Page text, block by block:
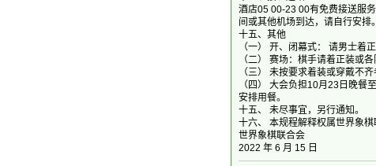
酒店05 00-23 00有免费接送服
间或其他机场到达，请自行安排
十五、其他
（一） 开、闭幕式： 请男士着
（二） 赛场：棋手请着正装或各
（三） 未按要求着装或穿戴不
（四） 大会负担10月23日晚
安排用餐。
十五、 未尽事宜，另行通知。
十六、 本规程解释权属世界象棋
世界象棋联合会
2022 年 6 月 15 日